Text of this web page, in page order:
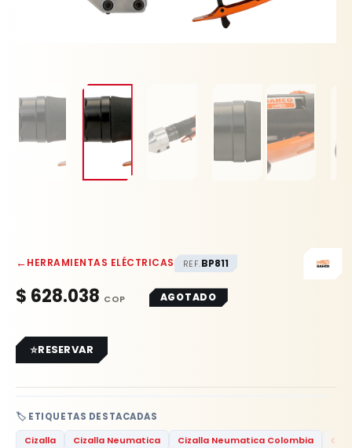
←HERRAMIENTAS ELÉCTRICAS REF.BP811
$ 628.038 AGOTADO
🏷️ ETIQUETAS DESTACADAS
Cizalla
Cizalla Neumatica Cizalla Neumatica Colombia
RESERVAR